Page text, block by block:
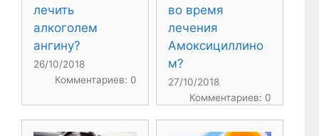
лечить
алкоголем
ангину?
26/10/2018
Комментариев: 0
во время
лечения
Амоксициллино
м?
27/10/2018
Комментариев: 0